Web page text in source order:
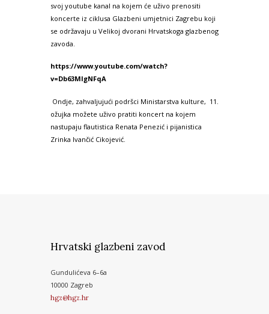
svoj youtube kanal na kojem će uživo prenositi
koncerte iz ciklusa Glazbeni umjetnici Zagrebu koji
se održavaju u Velikoj dvorani Hrvatskoga glazbenog
zavoda.
https://www.youtube.com/watch?
v=Db63MlgNFqA
Ondje, zahvaljujući podršci Ministarstva kulture, 11.
ožujka možete uživo pratiti koncert na kojem
nastupaju flautistica Renata Penezić i pijanistica
Zrinka Ivančić Cikojević.
Hrvatski glazbeni zavod
Gundulićeva 6–6a
10000 Zagreb
hgz@hgz.hr